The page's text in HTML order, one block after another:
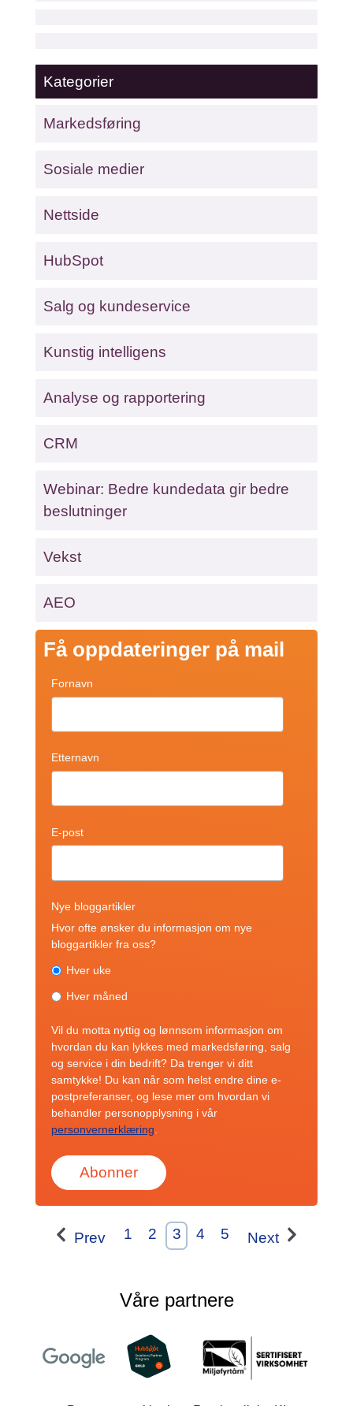
Kategorier
Markedsføring
Sosiale medier
Nettside
HubSpot
Salg og kundeservice
Kunstig intelligens
Analyse og rapportering
CRM
Webinar: Bedre kundedata gir bedre
beslutninger
Vekst
AEO
Få oppdateringer på mail
Fornavn*
Etternavn*
E-post*
Nye bloggartikler*
Hvor ofte ønsker du informasjon om nye
bloggartikler fra oss?
Hver uke
Hver måned
Vil du motta nyttig og lønnsom informasjon om
hvordan du kan lykkes med markedsføring, salg
og service i din bedrift? Da trenger vi ditt
samtykke! Du kan når som helst endre dine e-
postpreferanser, og lese mer om hvordan vi
behandler personopplysning i vår
personvernerklæring
Prev 1 2 3 4 5 Next
Våre partnere